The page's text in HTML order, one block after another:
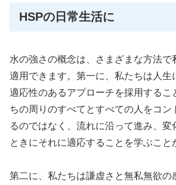
HSPの日常生活に
水の強さの概念は、さまざまな方法で
適用できます。第一に、私たちは人生
適応性のあるアプローチを採用するこ
ちの周りのすべてとすべての人をコン
るのではなく、流れに沿って進み、変
ときにそれに適応することを学ぶこと
第二に、私たちは謙虚さと無私無欲の